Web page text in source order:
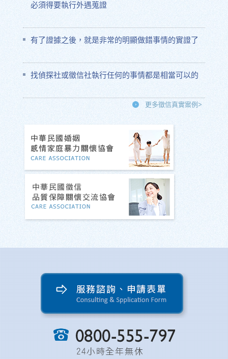
必須得要執行外遇蒐證
有了證據之後，就是非常的明顯做錯事情的實證了
找偵探社或徵信社執行任何的事情都是相當可以的
更多徵信真實案例>